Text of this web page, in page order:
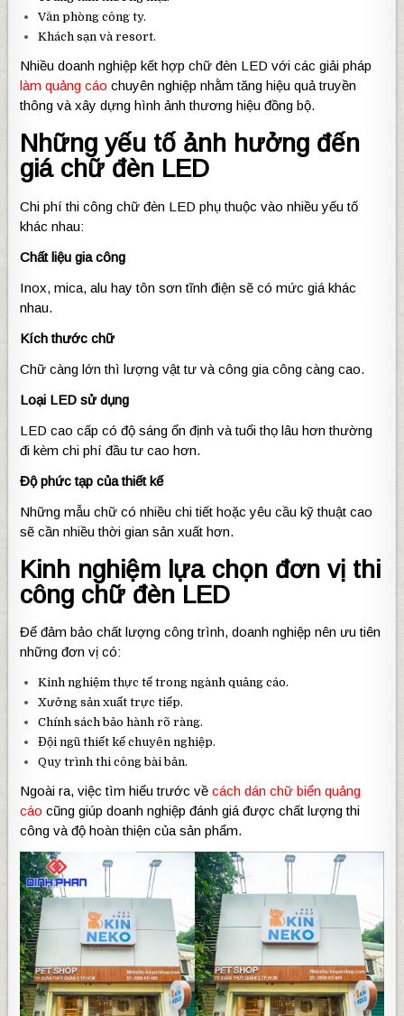
Văn phòng công ty.
Khách sạn và resort.
Nhiều doanh nghiệp kết hợp chữ đèn LED với các giải pháp
làm quảng cáo chuyên nghiệp nhằm tăng hiệu quả truyền
thông và xây dựng hình ảnh thương hiệu đồng bộ.
Những yếu tố ảnh hưởng đến
giá chữ đèn LED
Chi phí thi công chữ đèn LED phụ thuộc vào nhiều yếu tố
khác nhau:
Chất liệu gia công
Inox, mica, alu hay tôn sơn tĩnh điện sẽ có mức giá khác
nhau.
Kích thước chữ
Chữ càng lớn thì lượng vật tư và công gia công càng cao.
Loại LED sử dụng
LED cao cấp có độ sáng ổn định và tuổi thọ lâu hơn thường
đi kèm chi phí đầu tư cao hơn.
Độ phức tạp của thiết kế
Những mẫu chữ có nhiều chi tiết hoặc yêu cầu kỹ thuật cao
sẽ cần nhiều thời gian sản xuất hơn.
Kinh nghiệm lựa chọn đơn vị thi
công chữ đèn LED
Để đảm bảo chất lượng công trình, doanh nghiệp nên ưu tiên
những đơn vị có:
Kinh nghiệm thực tế trong ngành quảng cáo.
Xưởng sản xuất trực tiếp.
Chính sách bảo hành rõ ràng.
Đội ngũ thiết kế chuyên nghiệp.
Quy trình thi công bài bản.
Ngoài ra, việc tìm hiểu trước vềcách dán chữ biển quảng
cáo cũng giúp doanh nghiệp đánh giá được chất lượng thi
công và độ hoàn thiện của sản phẩm.